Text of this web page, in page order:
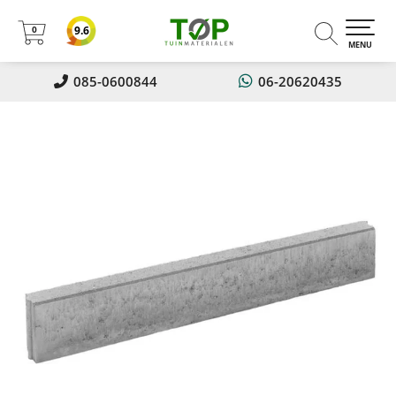
Nu 5% korting op alles!! Met
kortingscode: Zomer
06-20620435
085-0600844
0
0
MENU
9.6